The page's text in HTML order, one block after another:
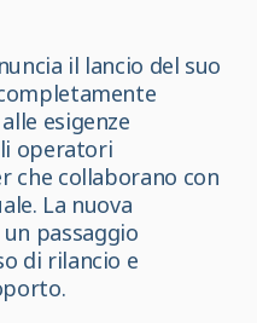
il lancio del suo
esigenze
operatori
che collaborano con
La nuova
passaggio
di rilancio e